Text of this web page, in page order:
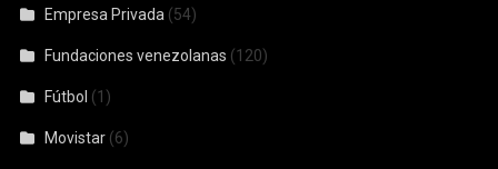
Empresa Privada (54)
Fundaciones venezolanas (120)
Fútbol (1)
Movistar (6)